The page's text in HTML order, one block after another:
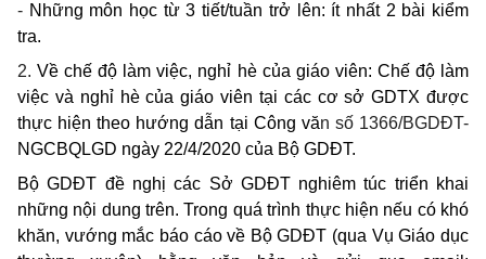
- Những môn học từ 3 tiết/tuần trở lên: ít nhất 2 bài kiểm
tra.
2.Về chế độ làm việc, nghỉ hè của giáo viên: Chế độ làm
việc và nghỉ hè của giáo viên tại các cơ sở GDTX được
thực hiện theo hướng dẫn tại Công văn số 1366/BGDĐT-
NGCBQLGD ngày 22/4/2020 của Bộ GDĐT.
Bộ GDĐT đề nghị các Sở GDĐT nghiêm túc triển khai
những nội dung trên. Trong quá trình thực hiện nếu có khó
khăn, vướng mắc báo cáo về Bộ GDĐT (qua Vụ Giáo dục